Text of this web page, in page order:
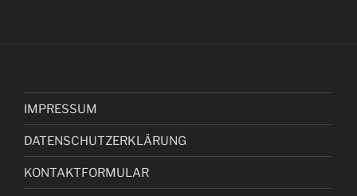
IMPRESSUM
DATENSCHUTZERKLÄRUNG
KONTAKTFORMULAR